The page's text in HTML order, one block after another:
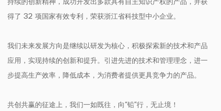
持续的创新精神，成功开发出多款具有自主知识产权的产品，并获
得了 32 项国家有效专利，荣获浙江省科技型中小企业。
我们未来发展方向是继续以研发为核心，积极探索新的技术和产品
应用，实现持续的创新和提升。引进先进的技术和管理理念，进一
步提高生产效率，降低成本，为消费者提供更具竞争力的产品。
共创共赢的征途上，我们一如既往，向“铅”行，无止境！